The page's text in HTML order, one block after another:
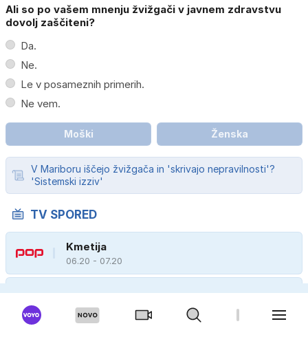
Ali so po vašem mnenju žvižgači v javnem zdravstvu
dovolj zaščiteni?
Da.
Ne.
Le v posameznih primerih.
Ne vem.
Moški Ženska
V Mariboru iščejo žvižgača in 'skrivajo nepravilnosti'?
'Sistemski izziv'
TV SPORED
Kmetija
06.20 - 07.20
Svet
06.30 - 07.10